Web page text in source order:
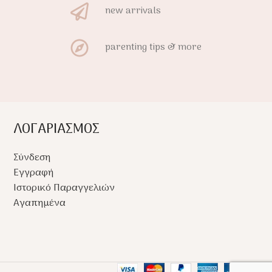
new arrivals
parenting tips & more
ΛΟΓΑΡΙΑΣΜΟΣ
Σύνδεση
Εγγραφή
Ιστορικό Παραγγελιών
Αγαπημένα